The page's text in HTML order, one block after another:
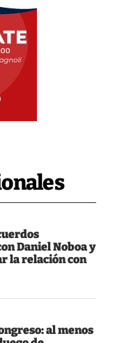
Daniel Noboa y
la relación con
al menos